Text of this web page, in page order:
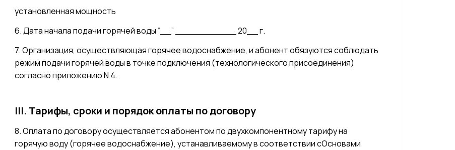
установленная мощность
6. Дата начала подачи горячей воды “__” ___________ 20__ г.
7. Организация, осуществляющая горячее водоснабжение, и абонент обязуются соблюдать
режим подачи горячей воды в точке подключения (технологического присоединения)
согласно приложению N 4.
III. Тарифы, сроки и порядок оплаты по договору
8. Оплата по договору осуществляется абонентом по двухкомпонентному тарифу на
горячую воду (горячее водоснабжение), устанавливаемому в соответствии сОсновами